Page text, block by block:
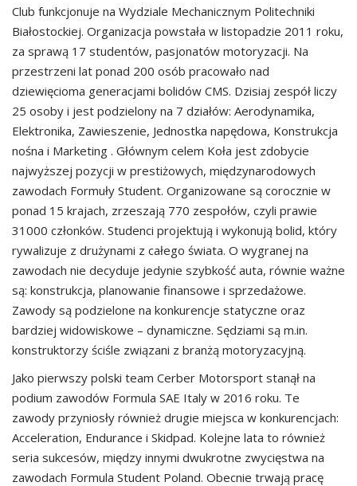
Club funkcjonuje na Wydziale Mechanicznym Politechniki
Białostockiej. Organizacja powstała w listopadzie 2011 roku,
za sprawą 17 studentów, pasjonatów motoryzacji. Na
przestrzeni lat ponad 200 osób pracowało nad
dziewięcioma generacjami bolidów CMS. Dzisiaj zespół liczy
25 osoby i jest podzielony na 7 działów: Aerodynamika,
Elektronika, Zawieszenie, Jednostka napędowa, Konstrukcja
nośna i Marketing . Głównym celem Koła jest zdobycie
najwyższej pozycji w prestiżowych, międzynarodowych
zawodach Formuły Student. Organizowane są corocznie w
ponad 15 krajach, zrzeszają 770 zespołów, czyli prawie
31000 członków. Studenci projektują i wykonują bolid, który
rywalizuje z drużynami z całego świata. O wygranej na
zawodach nie decyduje jedynie szybkość auta, równie ważne
są: konstrukcja, planowanie finansowe i sprzedażowe.
Zawody są podzielone na konkurencje statyczne oraz
bardziej widowiskowe – dynamiczne. Sędziami są m.in.
konstruktorzy ściśle związani z branżą motoryzacyjną.
Jako pierwszy polski team Cerber Motorsport stanął na
podium zawodów Formula SAE Italy w 2016 roku. Te
zawody przyniosły również drugie miejsca w konkurencjach:
Acceleration, Endurance i Skidpad. Kolejne lata to również
seria sukcesów, między innymi dwukrotne zwycięstwa na
zawodach Formula Student Poland. Obecnie trwają pracę